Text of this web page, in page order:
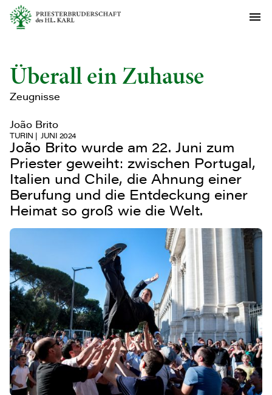
Überall ein Zuhause
Zeugnisse
João Brito
TURIN JUNI 2024
João Brito wurde am 22. Juni zum
Priester geweiht: zwischen Portugal,
Italien und Chile, die Ahnung einer
Berufung und die Entdeckung einer
Heimat so groß wie die Welt.